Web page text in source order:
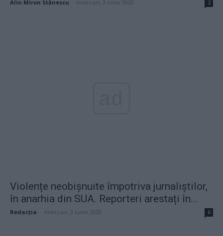
Alin Miron Stănescu miercuri, 3 iunie 2020 2
Violențe neobișnuite împotriva jurnaliștilor,
în anarhia din SUA. Reporteri arestați în...
Redacţia miercuri, 3 iunie 2020 6